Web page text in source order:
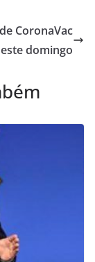
CoronaVac
domingo